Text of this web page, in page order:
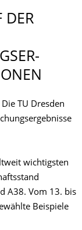
DER
TU Dresden
wichtigsten
A38. Vom 13. bis
Beispiele